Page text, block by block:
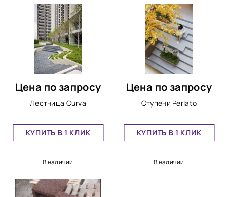
Цена по запросу
Лестница Curva
КУПИТЬ В 1 КЛИК
В наличии
Цена по запросу
Ступени Perlato
КУПИТЬ В 1 КЛИК
В наличии